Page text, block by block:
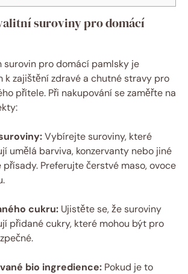
suroviny pro domácí
pro domácí pamlsky je
k zajištění zdravé a chutné stravy pro
přítele. Při nakupování se zaměřte na
Vybírejte suroviny, které
umělá barviva, konzervanty nebo jiné
přísady. Preferujte čerstvé maso, ovoce
cukru: Ujistěte se, že suroviny
přidané cukry, které mohou být pro
bio ingredience: Pokud je to